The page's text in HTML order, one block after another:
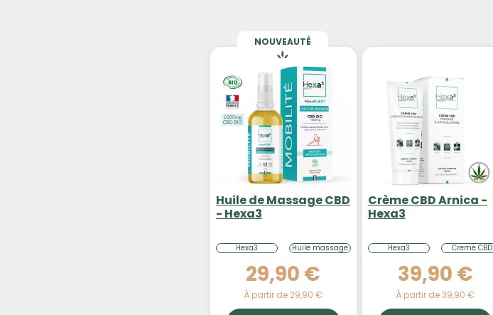
NOUVEAUTÉ
Huile de Massage CBD
- Hexa3
Hexa3 Huile massage
29,90 €
À partir de 29,90 €
Crème CBD Arnica -
Hexa3
Hexa3 Creme CBD
39,90 €
À partir de 39,90 €